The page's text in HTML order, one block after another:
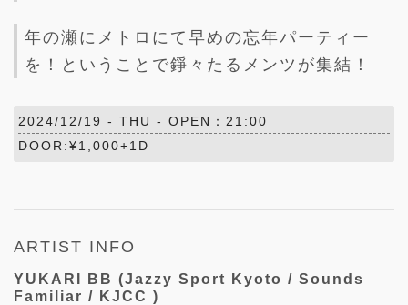
年の瀬にメトロにて早めの忘年パーティー
を！ということで錚々たるメンツが集結！
2024/12/19 - THU - OPEN：21:00
DOOR:¥1,000+1D
ARTIST INFO
YUKARI BB (Jazzy Sport Kyoto / Sounds
Familiar / KJCC )